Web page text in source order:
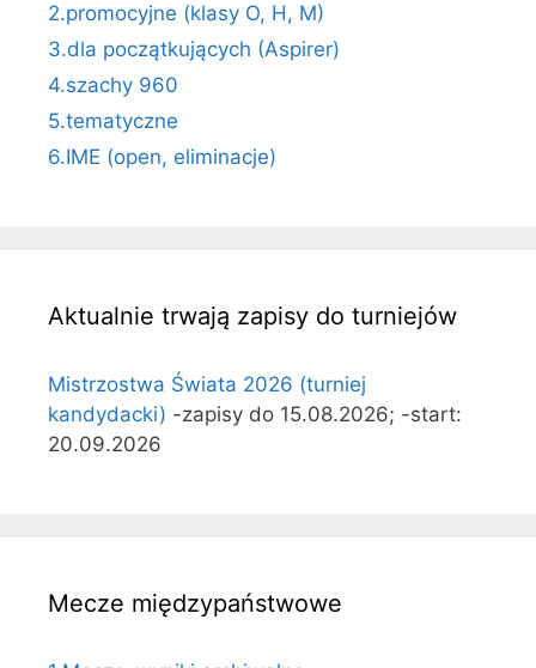
2.promocyjne (klasy O, H, M)
3.dla początkujących (Aspirer)
4.szachy 960
5.tematyczne
6.IME (open, eliminacje)
Aktualnie trwają zapisy do turniejów
Mistrzostwa Świata 2026 (turniej
kandydacki) -zapisy do 15.08.2026; -start:
20.09.2026
Mecze międzypaństwowe